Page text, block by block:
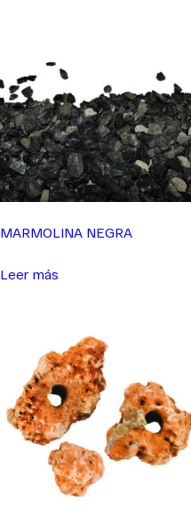
MARMOLINA NEGRA
Leer más